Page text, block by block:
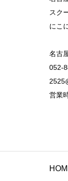
スク
にこ
名古
052-
営業